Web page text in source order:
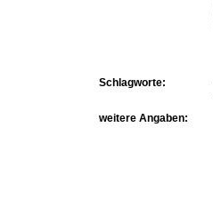
Schlagworte:
weitere Angaben: